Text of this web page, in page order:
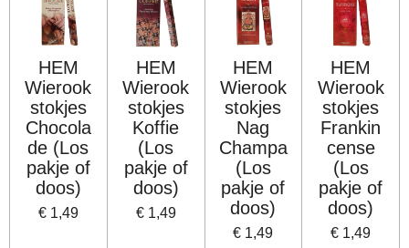
HEM
Wierook
stokjes
Chocola
de (Los
pakje of
doos)
€ 1,49
HEM
Wierook
stokjes
Koffie
(Los
pakje of
doos)
€ 1,49
HEM
Wierook
stokjes
Nag
Champa
(Los
pakje of
doos)
€ 1,49
HEM
Wierook
stokjes
Frankin
cense
(Los
pakje of
doos)
€ 1,49